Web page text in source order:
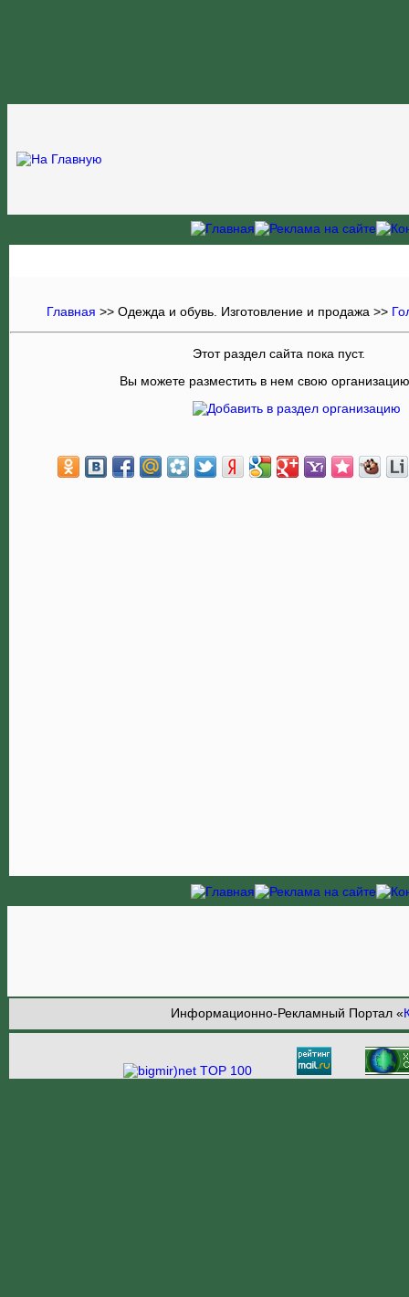
Главная >> Одежда и обувь. Изготовление и продажа >>
Этот раздел сайта пока пуст.
Вы можете разместить в нем свою организацию
Информационно-Рекламный Портал «